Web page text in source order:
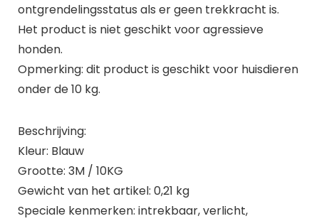
ontgrendelingsstatus als er geen trekkracht is.
Het product is niet geschikt voor agressieve
honden.
Opmerking: dit product is geschikt voor huisdieren
onder de 10 kg.
Beschrijving:
Kleur: Blauw
Grootte: 3M / 10KG
Gewicht van het artikel: 0,21 kg
Speciale kenmerken: intrekbaar, verlicht,